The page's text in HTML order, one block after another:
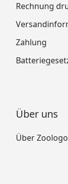
Rechnung
Zahlung
Über uns
Über Zoologo